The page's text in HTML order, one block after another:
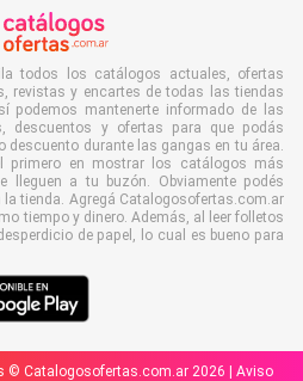
todos los catálogos actuales, ofertas
revistas y encartes de todas las tiendas
podemos mantenerte informado de las
descuentos y ofertas para que podás
descuento durante las gangas en tu área.
primero en mostrar los catálogos más
lleguen a tu buzón. Obviamente podés
la tienda. Agregá Catalogosofertas.com.ar
tiempo y dinero. Además, al leer folletos
de papel, lo cual es bueno para
© Catalogosofertas.com.ar 2026 | Aviso